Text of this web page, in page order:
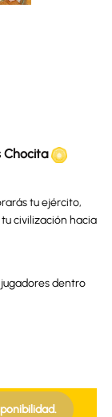
Chocita
tu ejército,
civilización hacia
dentro